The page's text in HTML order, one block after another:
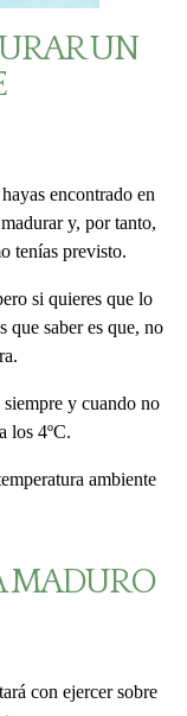
UN
encontrado en
y, por tanto,
tenías previsto.
si quieres que lo
que saber es que, no
y cuando no
los 4ºC.
ambiente
MADURO
con ejercer sobre